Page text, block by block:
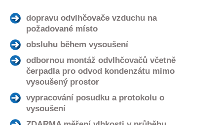
dopravu odvlhčovače vzduchu na
požadované místo
obsluhu během vysoušení
odbornou montáž odvlhčovačů včetně
čerpadla pro odvod kondenzátu mimo
vysoušený prostor
vypracování posudku a protokolu o
vysoušení